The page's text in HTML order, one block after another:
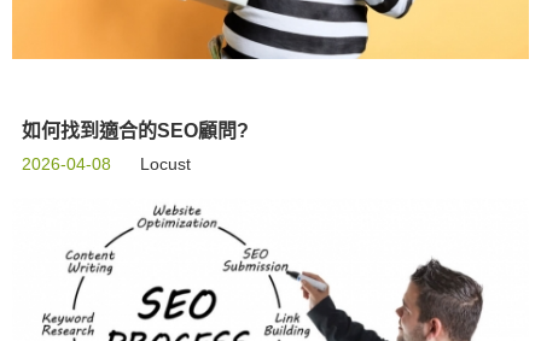
如何找到適合的SEO顧問?
2026-04-08 Locust